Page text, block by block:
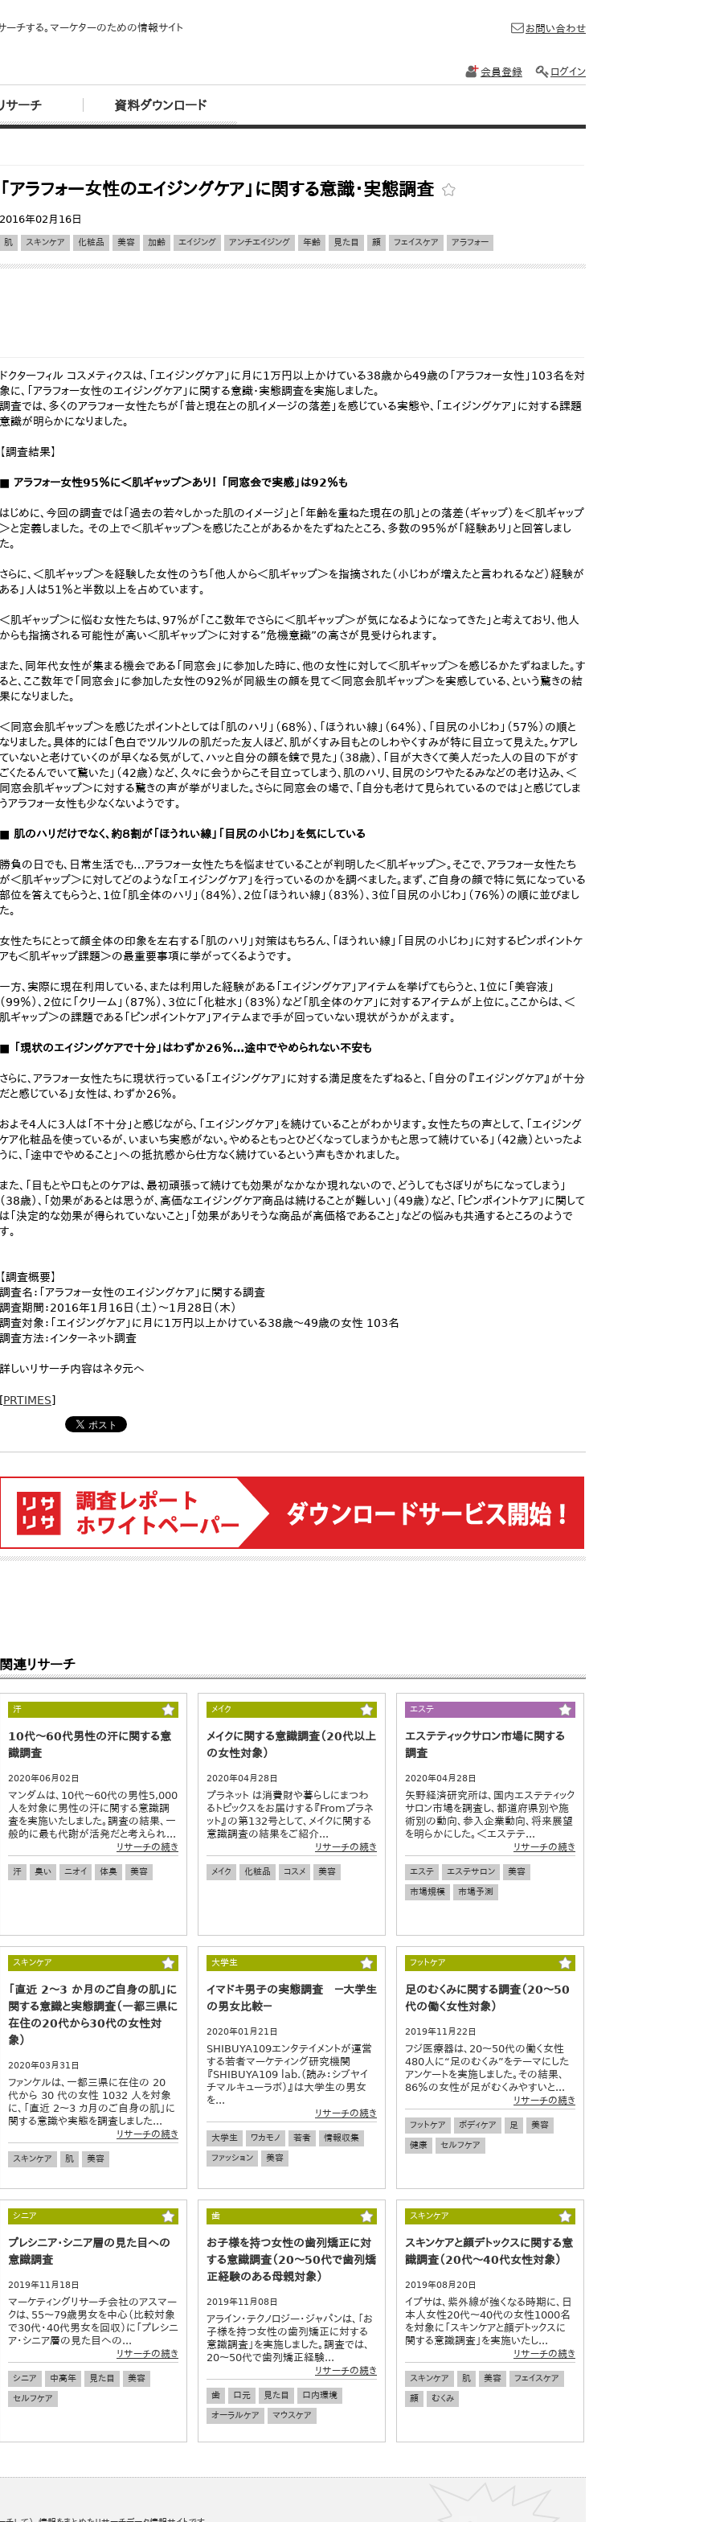
ーチする。マーケターのための情報サイト
サーチ 資料ダウンロード
お問い合わせ
会員登録 ログイン
「アラフォー女性のエイジングケア」に関する意識・実態調査
2016年02月16日
肌 スキンケア 化粧品 美容 加齢 エイジング アンチエイジング 年齢 見た目 顔 フェイスケア アラフォー
ドクターフィル コスメティクスは、「エイジングケア」に月に1万円以上かけている38歳から49歳の「アラフォー女性」103名を対
象に、「アラフォー女性のエイジングケア」に関する意識・実態調査を実施しました。
調査では、多くのアラフォー女性たちが「昔と現在との肌イメージの落差」を感じている実態や、「エイジングケア」に対する課題
意識が明らかになりました。
【調査結果】
■ アラフォー女性95％に＜肌ギャップ＞あり！ 「同窓会で実感」は92％も
はじめに、今回の調査では「過去の若々しかった肌のイメージ」と「年齢を重ねた現在の肌」との落差（ギャップ）を＜肌ギャップ
＞と定義しました。 その上で＜肌ギャップ＞を感じたことがあるかをたずねたところ、多数の95％が「経験あり」と回答しまし
た。
さらに、＜肌ギャップ＞を経験した女性のうち「他人から＜肌ギャップ＞を指摘された（小じわが増えたと言われるなど）経験が
ある」人は51％と半数以上を占めています。
＜肌ギャップ＞に悩む女性たちは、97％が「ここ数年でさらに＜肌ギャップ＞が気になるようになってきた」と考えており、他人
からも指摘される可能性が高い＜肌ギャップ＞に対する”危機意識”の高さが見受けられます。
また、同年代女性が集まる機会である「同窓会」に参加した時に、他の女性に対して＜肌ギャップ＞を感じるかたずねました。す
ると、ここ数年で「同窓会」に参加した女性の92％が同級生の顔を見て＜同窓会肌ギャップ＞を実感している、という驚きの結
果になりました。
＜同窓会肌ギャップ＞を感じたポイントとしては「肌のハリ」（68％）、「ほうれい線」（64％）、「目尻の小じわ」（57％）の順と
なりました。具体的には「色白でツルツルの肌だった友人ほど、肌がくすみ目もとのしわやくすみが特に目立って見えた。ケアし
ていないと老けていくのが早くなる気がして、ハッと自分の顔を鏡で見た」（38歳）、「目が大きくて美人だった人の目の下がす
ごくたるんでいて驚いた」（42歳）など、久々に会うからこそ目立ってしまう、肌のハリ、目尻のシワやたるみなどの老け込み、＜
同窓会肌ギャップ＞に対する驚きの声が挙がりました。さらに同窓会の場で、「自分も老けて見られているのでは」と感じてしま
うアラフォー女性も少なくないようです。
■ 肌のハリだけでなく、約８割が「ほうれい線」「目尻の小じわ」を気にしている
勝負の日でも、日常生活でも…アラフォー女性たちを悩ませていることが判明した＜肌ギャップ＞。そこで、アラフォー女性たち
が＜肌ギャップ＞に対してどのような「エイジングケア」を行っているのかを調べました。まず、ご自身の顔で特に気になっている
部位を答えてもらうと、1位「肌全体のハリ」（84％）、2位「ほうれい線」（83％）、3位「目尻の小じわ」（76％）の順に並びまし
た。
女性たちにとって顔全体の印象を左右する「肌のハリ」対策はもちろん、「ほうれい線」「目尻の小じわ」に対するピンポイントケ
アも＜肌ギャップ課題＞の最重要事項に挙がってくるようです。
一方、実際に現在利用している、または利用した経験がある「エイジングケア」アイテムを挙げてもらうと、1位に「美容液」
（99％）、2位に「クリーム」（87％）、3位に「化粧水」（83％）など「肌全体のケア」に対するアイテムが上位に。ここからは、＜
肌ギャップ＞の課題である「ピンポイントケア」アイテムまで手が回っていない現状がうかがえます。
■ 「現状のエイジングケアで十分」はわずか26％…途中でやめられない不安も
さらに、アラフォー女性たちに現状行っている「エイジングケア」に対する満足度をたずねると、「自分の『エイジングケア』が十分
だと感じている」女性は、わずか26％。
およそ4人に3人は「不十分」と感じながら、「エイジングケア」を続けていることがわかります。女性たちの声として、「エイジング
ケア化粧品を使っているが、いまいち実感がない。やめるともっとひどくなってしまうかもと思って続けている」（42歳）といったよ
うに、「途中でやめること」への抵抗感から仕方なく続けているという声もきかれました。
また、「目もとや口もとのケアは、最初頑張って続けても効果がなかなか現れないので、どうしてもさぼりがちになってしまう」
（38歳）、「効果があるとは思うが、高価なエイジングケア商品は続けることが難しい」（49歳）など、「ピンポイントケア」に関して
は「決定的な効果が得られていないこと」「効果がありそうな商品が高価格であること」などの悩みも共通するところのようで
す。
【調査概要】
調査名：「アラフォー女性のエイジングケア」に関する調査
調査期間：2016年1月16日（土）～1月28日（木）
調査対象：「エイジングケア」に月に1万円以上かけている38歳～49歳の女性 103名
調査方法：インターネット調査
詳しいリサーチ内容はネタ元へ
[PRTIMES]
関連リサーチ
汗
10代～60代男性の汗に関する意
識調査
2020年06月02日
マンダムは、10代～60代の男性5,000
人を対象に男性の汗に関する意識調
査を実施いたしました。調査の結果、一
般的に最も代謝が活発だと考えられ...
リサーチの続き
汗 臭い ニオイ 体臭 美容
メイク
メイクに関する意識調査（20代以上
の女性対象）
2020年04月28日
プラネット は消費財や暮らしにまつわ
るトピックスをお届けする『Fromプラネ
ット』の第132号として、メイクに関する
意識調査の結果をご紹介...
リサーチの続き
メイク 化粧品 コスメ 美容
エステ
エステティックサロン市場に関する
調査
2020年04月28日
矢野経済研究所は、国内エステティック
サロン市場を調査し、都道府県別や施
術別の動向、参入企業動向、将来展望
を明らかにした。＜エステテ...
リサーチの続き
エステ エステサロン
美容
市場規模
市場予測
スキンケア
「直近 2～3 か月のご自身の肌」に
関する意識と実態調査（一都三県に
在住の20代から30代の女性対
象）
2020年03月31日
ファンケルは、一都三県に在住の 20
代から 30 代の女性 1032 人を対象
に、「直近 2～3 カ月のご自身の肌」に
関する意識や実態を調査しました...
リサーチの続き
スキンケア 肌 美容
大学生
イマドキ男子の実態調査 －大学生
の男女比較－
2020年01月21日
SHIBUYA109エンタテイメントが運営
する若者マーケティング研究機関
『SHIBUYA109 lab.（読み：シブヤイ
チマルキューラボ）』は大学生の男女
を...
リサーチの続き
大学生 ワカモノ 若者
情報収集
ファッション
美容
フットケア
足のむくみに関する調査（20～50
代の働く女性対象）
2019年11月22日
フジ医療器は、20～50代の働く女性
480人に“足のむくみ”をテーマにした
アンケートを実施しました。その結果、
86％の女性が足がむくみやすいと...
リサーチの続き
フットケア ボディケア 足
美容
健康
セルフケア
シニア
プレシニア・シニア層の見た目への
意識調査
2019年11月18日
マーケティングリサーチ会社のアスマー
クは、55～79歳男女を中心（比較対象
で30代・40代男女を回収）に「プレシニ
ア・シニア層の見た目への...
リサーチの続き
シニア 中高年 見た目
美容
セルフケア
歯
お子様を持つ女性の歯列矯正に対
する意識調査（20～50代で歯列矯
正経験のある母親対象）
2019年11月08日
アライン・テクノロジー・ジャパンは、「お
子様を持つ女性の歯列矯正に対する
意識調査」を実施しました。調査では、
20～50代で歯列矯正経験...
リサーチの続き
歯 口元 見た目
口内環境
オーラルケア
マウスケア
スキンケア
スキンケアと顔デトックスに関する意
識調査（20代～40代女性対象）
2019年08月20日
イプサは、紫外線が強くなる時期に、日
本人女性20代～40代の女性1000名
を対象に「スキンケアと顔デトックスに
関する意識調査」を実施いたし...
リサーチの続き
スキンケア 肌 美容
フェイスケア
顔
むくみ